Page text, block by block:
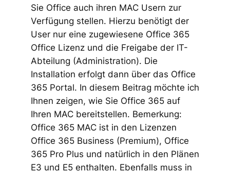
Sie Office auch ihren MAC Usern zur
Verfügung stellen. Hierzu benötigt der
User nur eine zugewiesene Office 365
Office Lizenz und die Freigabe der IT-
Abteilung (Administration). Die
Installation erfolgt dann über das Office
365 Portal. In diesem Beitrag möchte ich
Ihnen zeigen, wie Sie Office 365 auf
Ihren MAC bereitstellen. Bemerkung:
Office 365 MAC ist in den Lizenzen
Office 365 Business (Premium), Office
365 Pro Plus und natürlich in den Plänen
E3 und E5 enthalten. Ebenfalls muss in